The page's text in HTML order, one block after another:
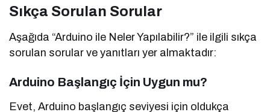
Sıkça Sorulan Sorular
Aşağıda “Arduino ile Neler Yapılabilir?” ile ilgili sıkça
sorulan sorular ve yanıtları yer almaktadır:
Arduino Başlangıç İçin Uygun mu?
Evet, Arduino başlangıç seviyesi için oldukça